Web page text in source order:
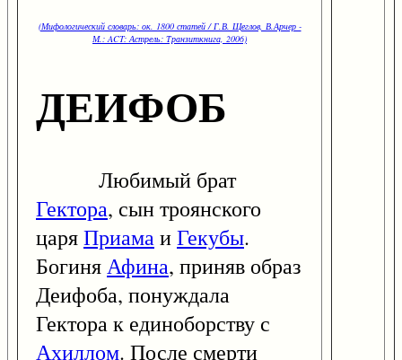
(Мифологический словарь: ок. 1800 статей / Г.В. Щеглов, В.Арчер -
М.: ACT: Астрель: Транзиткнига, 2006)
ДЕИФОБ
Любимый брат
Гектора, сын троянского
царяПриамаиГекубы.
БогиняАфина, приняв образ
Деифоба, понуждала
Гектора к единоборству с
Ахиллом. После смерти